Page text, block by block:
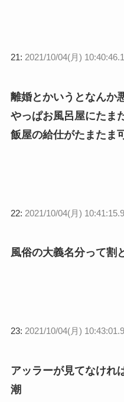
21: 2021/10/04(月)
離婚とかいうとなんか
やっぱお風呂屋にたま
飯屋の給仕がたまたま
22: 2021/10/04(月)
風俗の大義名分って割
23: 2021/10/04(月)
アッラーが見てなけれ
潮